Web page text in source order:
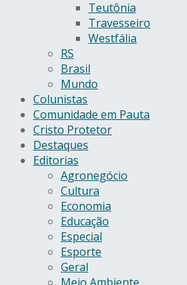
Teutônia
Travesseiro
Westfália
RS
Brasil
Mundo
Colunistas
Comunidade em Pauta
Cristo Protetor
Destaques
Editorias
Agronegócio
Cultura
Economia
Educação
Especial
Esporte
Geral